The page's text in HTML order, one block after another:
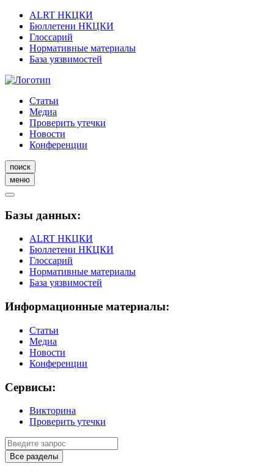
ALRT НКЦКИ
Бюллетени НКЦКИ
Глоссарий
Нормативные материалы
База уязвимостей
Статьи
Медиа
Проверить утечки
Новости
Конференции
поиск
меню
Базы данных:
ALRT НКЦКИ
Бюллетени НКЦКИ
Глоссарий
Нормативные материалы
База уязвимостей
Информационные материалы:
Статьи
Медиа
Новости
Конференции
Сервисы:
Викторина
Проверить утечки
Все разделы